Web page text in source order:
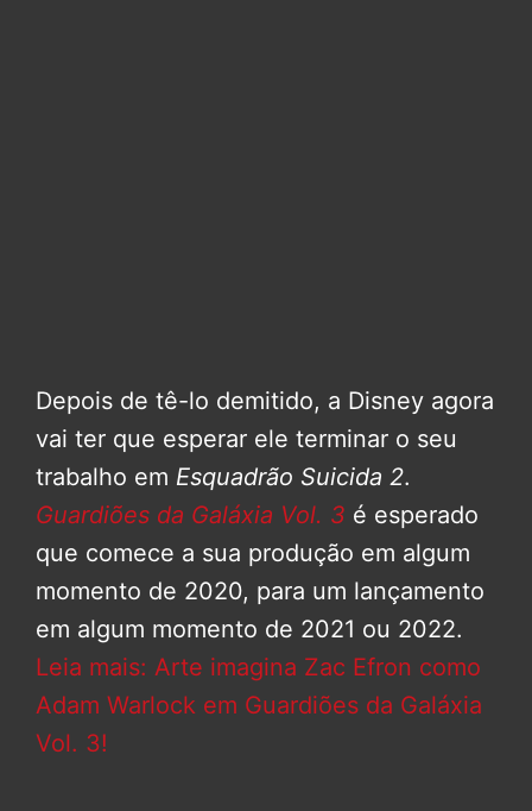
Depois de tê-lo demitido, a Disney agora
vai ter que esperar ele terminar o seu
trabalho em Esquadrão Suicida 2.
Guardiões da Galáxia Vol. 3 é esperado
que comece a sua produção em algum
momento de 2020, para um lançamento
em algum momento de 2021 ou 2022.
Leia mais: Arte imagina Zac Efron como
Adam Warlock em Guardiões da Galáxia
Vol. 3!